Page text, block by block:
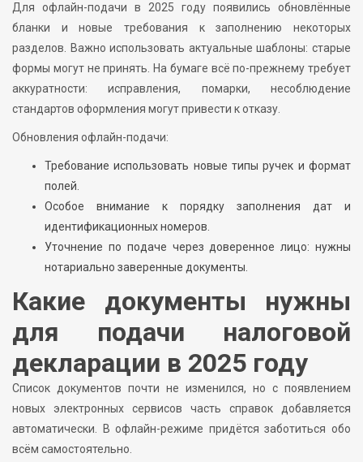
Для офлайн-подачи в 2025 году появились обновлённые
бланки и новые требования к заполнению некоторых
разделов. Важно использовать актуальные шаблоны: старые
формы могут не принять. На бумаге всё по-прежнему требует
аккуратности: исправления, помарки, несоблюдение
стандартов оформления могут привести к отказу.
Обновления офлайн-подачи:
Требование использовать новые типы ручек и формат
полей.
Особое внимание к порядку заполнения дат и
идентификационных номеров.
Уточнение по подаче через доверенное лицо: нужны
нотариально заверенные документы.
Какие документы нужны
для подачи налоговой
декларации в 2025 году
Список документов почти не изменился, но с появлением
новых электронных сервисов часть справок добавляется
автоматически. В офлайн-режиме придётся заботиться обо
всём самостоятельно.